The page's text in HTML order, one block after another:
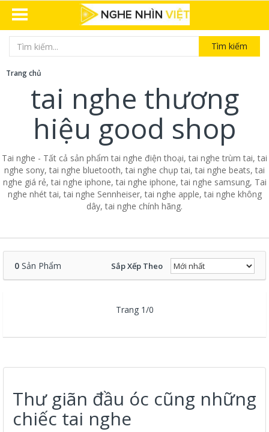
Tìm kiếm
Trang chủ
tai nghe thương
hiệu good shop
Tai nghe - Tất cả sản phẩm tai nghe điện thoại, tai nghe trùm tai, tai
nghe sony, tai nghe bluetooth, tai nghe chụp tai, tai nghe beats, tai
nghe giá rẻ, tai nghe iphone, tai nghe iphone, tai nghe samsung, Tai
nghe nhét tai, tai nghe Sennheiser, tai nghe apple, tai nghe không
dây, tai nghe chính hãng.
0 Sản Phẩm Sắp Xếp Theo
Trang 1/0
Thư giãn đầu óc cũng những
chiếc tai nghe